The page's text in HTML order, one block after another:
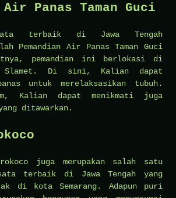
Air Panas Taman Guci
terbaik di Jawa Tengah
Pemandian Air Panas Taman Guci
pemandian ini berlokasi di
Slamet. Di sini, Kalian dapat
untuk merelaksasikan tubuh.
Kalian dapat menikmati juga
ditawarkan.
juga merupakan salah satu
terbaik di Jawa Tengah yang
di kota Semarang. Adapun puri